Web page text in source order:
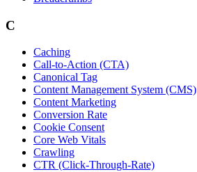
C
Caching
Call-to-Action (CTA)
Canonical Tag
Content Management System (CMS)
Content Marketing
Conversion Rate
Cookie Consent
Core Web Vitals
Crawling
CTR (Click-Through-Rate)